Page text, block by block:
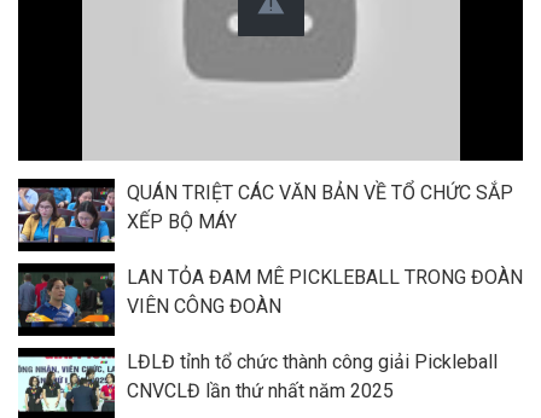
QUÁN TRIỆT CÁC VĂN BẢN VỀ TỔ CHỨC SẮP
XẾP BỘ MÁY
LAN TỎA ĐAM MÊ PICKLEBALL TRONG ĐOÀN
VIÊN CÔNG ĐOÀN
LĐLĐ tỉnh tổ chức thành công giải Pickleball
CNVCLĐ lần thứ nhất năm 2025